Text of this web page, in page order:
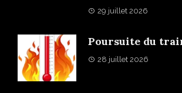
29 juillet 2026
Poursuite du
28 juillet 2026